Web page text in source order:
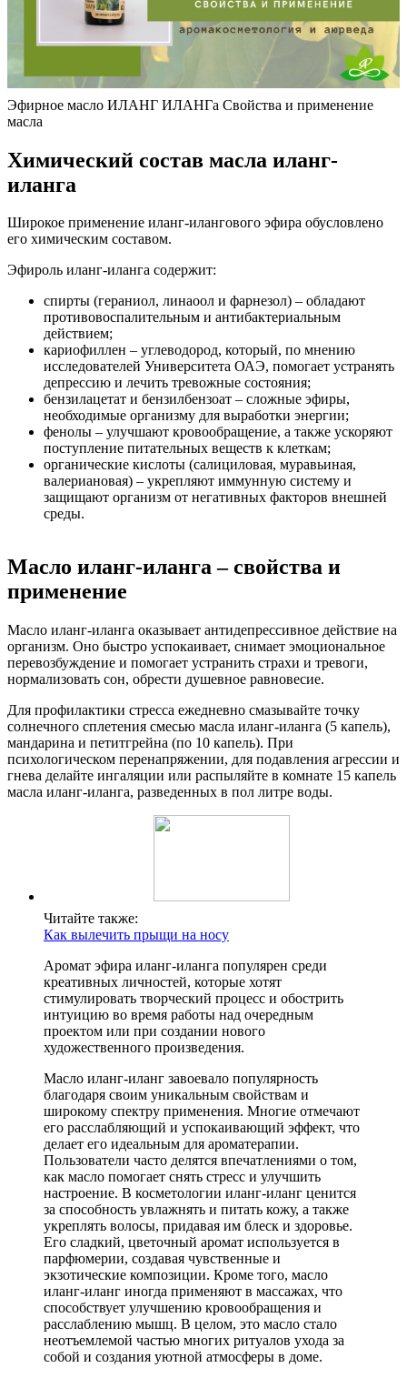
Эфирное масло ИЛАНГ ИЛАНГа Свойства и применение
масла
Химический состав масла иланг-
иланга
Широкое применение иланг-илангового эфира обусловлено
его химическим составом.
Эфироль иланг-иланга содержит:
спирты (гераниол, линаоол и фарнезол) – обладают
противовоспалительным и антибактериальным
действием;
кариофиллен – углеводород, который, по мнению
исследователей Университета ОАЭ, помогает устранять
депрессию и лечить тревожные состояния;
бензилацетат и бензилбензоат – сложные эфиры,
необходимые организму для выработки энергии;
фенолы – улучшают кровообращение, а также ускоряют
поступление питательных веществ к клеткам;
органические кислоты (салициловая, муравьиная,
валериановая) – укрепляют иммунную систему и
защищают организм от негативных факторов внешней
среды.
Масло иланг-иланга – свойства и
применение
Масло иланг-иланга оказывает антидепрессивное действие на
организм. Оно быстро успокаивает, снимает эмоциональное
перевозбуждение и помогает устранить страхи и тревоги,
нормализовать сон, обрести душевное равновесие.
Для профилактики стресса ежедневно смазывайте точку
солнечного сплетения смесью масла иланг-иланга (5 капель),
мандарина и петитгрейна (по 10 капель). При
психологическом перенапряжении, для подавления агрессии и
гнева делайте ингаляции или распыляйте в комнате 15 капель
масла иланг-иланга, разведенных в пол литре воды.
Читайте также:
Как вылечить прыщи на носу
Аромат эфира иланг-иланга популярен среди
креативных личностей, которые хотят
стимулировать творческий процесс и обострить
интуицию во время работы над очередным
проектом или при создании нового
художественного произведения.
Масло иланг-иланг завоевало популярность
благодаря своим уникальным свойствам и
широкому спектру применения. Многие отмечают
его расслабляющий и успокаивающий эффект, что
делает его идеальным для ароматерапии.
Пользователи часто делятся впечатлениями о том,
как масло помогает снять стресс и улучшить
настроение. В косметологии иланг-иланг ценится
за способность увлажнять и питать кожу, а также
укреплять волосы, придавая им блеск и здоровье.
Его сладкий, цветочный аромат используется в
парфюмерии, создавая чувственные и
экзотические композиции. Кроме того, масло
иланг-иланг иногда применяют в массажах, что
способствует улучшению кровообращения и
расслаблению мышц. В целом, это масло стало
неотъемлемой частью многих ритуалов ухода за
собой и создания уютной атмосферы в доме.